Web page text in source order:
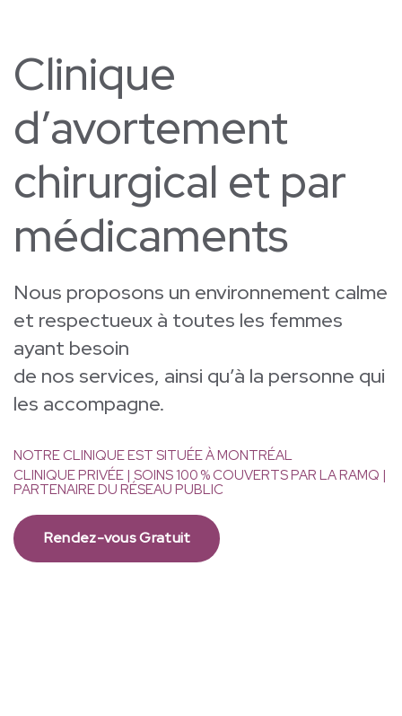
Clinique
d’avortement
chirurgical et par
médicaments
Nous proposons un environnement calme
et respectueux à toutes les femmes
ayant besoin
de nos services, ainsi qu’à la personne qui
les accompagne.
NOTRE CLINIQUE EST SITUÉE À MONTRÉAL
CLINIQUE PRIVÉE | SOINS 100 % COUVERTS PAR LA RAMQ |
PARTENAIRE DU RÉSEAU PUBLIC
Rendez-vous Gratuit